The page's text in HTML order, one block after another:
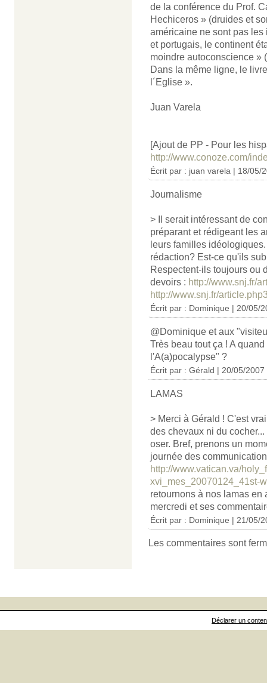
de la conférence du Prof.
Hechiceros » (druides et
américaine ne sont pas les
et portugais, le continent
moindre autoconscience »
Dans la même ligne, le
l´Eglise ».
Juan Varela
[Ajout de PP - Pour les
http://www.conoze.com/
Écrit par : juan varela | 18/05/
Journalisme
> Il serait intéressant de
préparant et rédigeant les
leurs familles
rédaction? Est-ce qu'ils
Respectent-ils toujours ou
devoirs : http://www.snj.fr/
http://www.snj.fr/
Écrit par : Dominique | 20/05/
@Dominique et aux
Très beau tout ça ! A
l'A(a)pocalypse" ?
Écrit par : Gérald | 20/05/2007
LAMAS
> Merci à Gérald ! C'est
des chevaux ni du
oser. Bref, prenons un
journée des
http://www.vatican.va/
xvi_mes_20070124_41st-
retournons à nos lamas
mercredi et ses
Écrit par : Dominique | 21/05/
Les commentaires sont
Déclarer un